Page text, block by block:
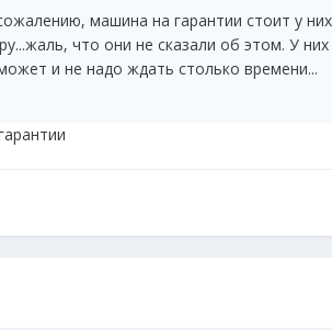
машина на гарантии стоит у
что они не сказали об этом. У
и не надо ждать столько времени...